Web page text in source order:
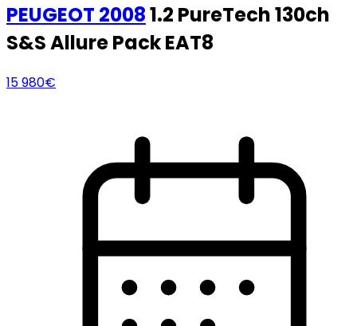
PEUGEOT 20081.2 PureTech 130ch
S&S Allure Pack EAT8
15 980€